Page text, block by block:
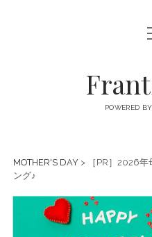
POWERED
MOTHER'S DAY> ［PR］2026年
ング♪